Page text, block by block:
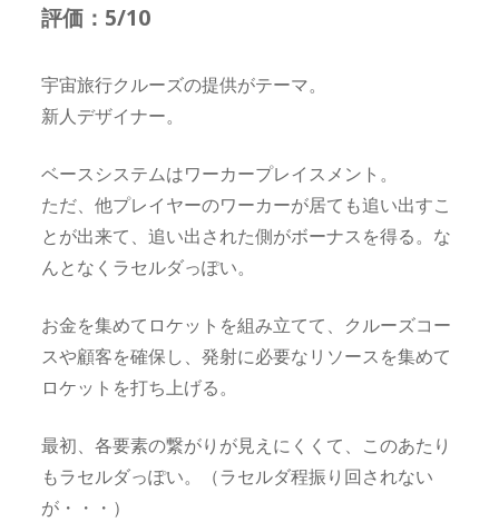
評価：5/10
宇宙旅行クルーズの提供がテーマ。
新人デザイナー。
ベースシステムはワーカープレイスメント。
ただ、他プレイヤーのワーカーが居ても追い出すこ
とが出来て、追い出された側がボーナスを得る。な
んとなくラセルダっぽい。
お金を集めてロケットを組み立てて、クルーズコー
スや顧客を確保し、発射に必要なリソースを集めて
ロケットを打ち上げる。
最初、各要素の繋がりが見えにくくて、このあたり
もラセルダっぽい。（ラセルダ程振り回されない
が・・・）